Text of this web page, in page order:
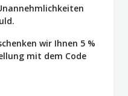
wir Ihnen 5 %
mit dem Code